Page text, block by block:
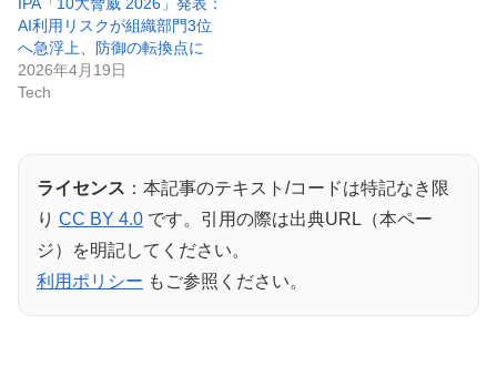
AI利用リスクが組織部門3位
へ急浮上、防御の転換点に
2026年4月19日
Tech
ライセンス ：本記事のテキスト/コードは特記なき限
り CC BY 4.0 です。引用の際は出典URL（本ペー
ジ）を明記してください。
利用ポリシー もご参照ください。